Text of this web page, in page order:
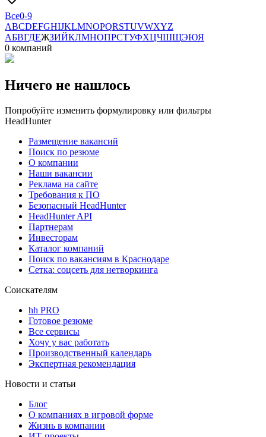
Все0-9
ABCDEFGHIJKLMNOPQRSTUVWXYZ
АБВГДЕЖЗИЙКЛМНОПРСТУФХЦЧШЩЭЮЯ
0 компаний
Ничего не нашлось
Попробуйте изменить формулировку или фильтры
HeadHunter
Размещение вакансий
Поиск по резюме
О компании
Наши вакансии
Реклама на сайте
Требования к ПО
Безопасный HeadHunter
HeadHunter API
Партнерам
Инвесторам
Каталог компаний
Поиск по вакансиям в Краснодаре
Сетка: соцсеть для нетворкинга
Соискателям
hh PRO
Готовое резюме
Все сервисы
Хочу у вас работать
Производственный календарь
Экспертная рекомендация
Новости и статьи
Блог
О компаниях в игровой форме
Жизнь в компании